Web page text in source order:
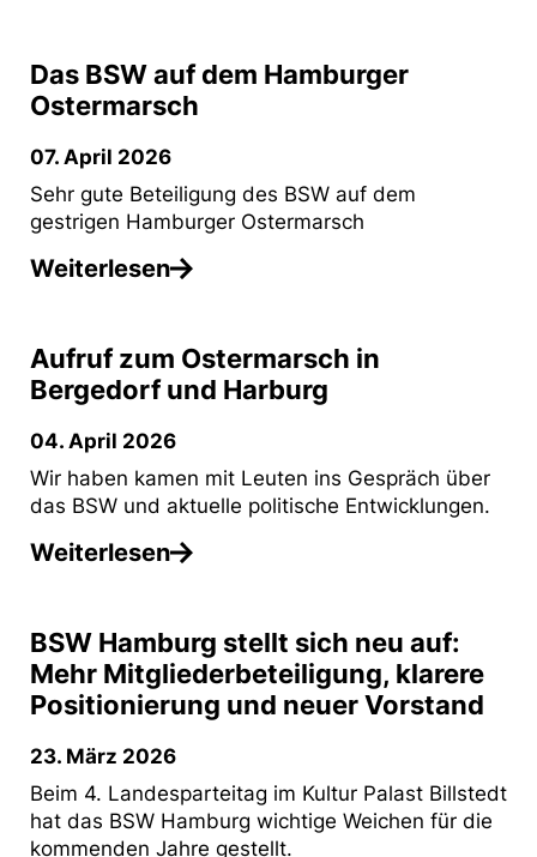
Das BSW auf dem Hamburger
Ostermarsch
07. April 2026
Sehr gute Beteiligung des BSW auf dem
gestrigen Hamburger Ostermarsch
Weiterlesen
Aufruf zum Ostermarsch in
Bergedorf und Harburg
04. April 2026
Wir haben kamen mit Leuten ins Gespräch über
das BSW und aktuelle politische Entwicklungen.
Weiterlesen
BSW Hamburg stellt sich neu auf:
Mehr Mitgliederbeteiligung, klarere
Positionierung und neuer Vorstand
23. März 2026
Beim 4. Landesparteitag im Kultur Palast Billstedt
hat das BSW Hamburg wichtige Weichen für die
kommenden Jahre gestellt.